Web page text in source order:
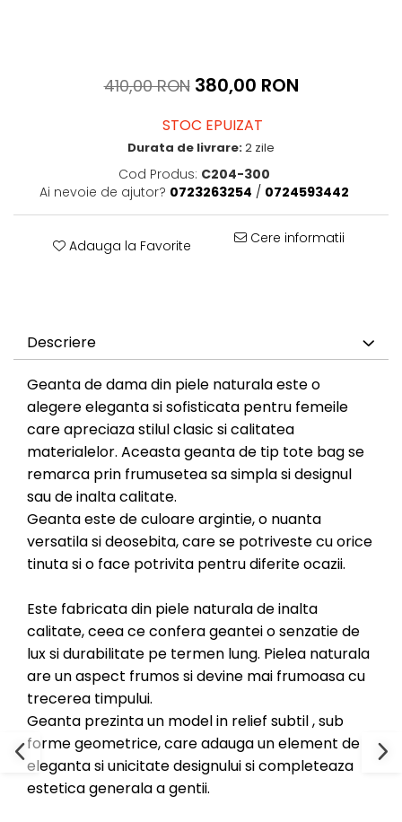
410,00 RON 380,00 RON
STOC EPUIZAT
Durata de livrare:2 zile
Cod Produs: C204-300
Ai nevoie de ajutor? 0723263254 / 0724593442
Adauga la Favorite Cere informatii
Descriere
Geanta de dama din piele naturala este o
alegere eleganta si sofisticata pentru femeile
care apreciaza stilul clasic si calitatea
materialelor. Aceasta geanta de tip tote bag se
remarca prin frumusetea sa simpla si designul
sau de inalta calitate.
Geanta este de culoare argintie, o nuanta
versatila si deosebita, care se potriveste cu orice
tinuta si o face potrivita pentru diferite ocazii.
Este fabricata din piele naturala de inalta
calitate, ceea ce confera geantei o senzatie de
lux si durabilitate pe termen lung. Pielea naturala
are un aspect frumos si devine mai frumoasa cu
trecerea timpului.
Geanta prezinta un model in relief subtil , sub
forme geometrice, care adauga un element de
eleganta si unicitate designului si completeaza
estetica generala a gentii.